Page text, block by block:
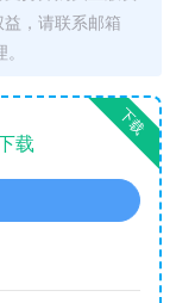
，请联系邮箱
下载
载